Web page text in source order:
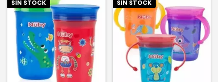
SIN STOCK SIN STOCK